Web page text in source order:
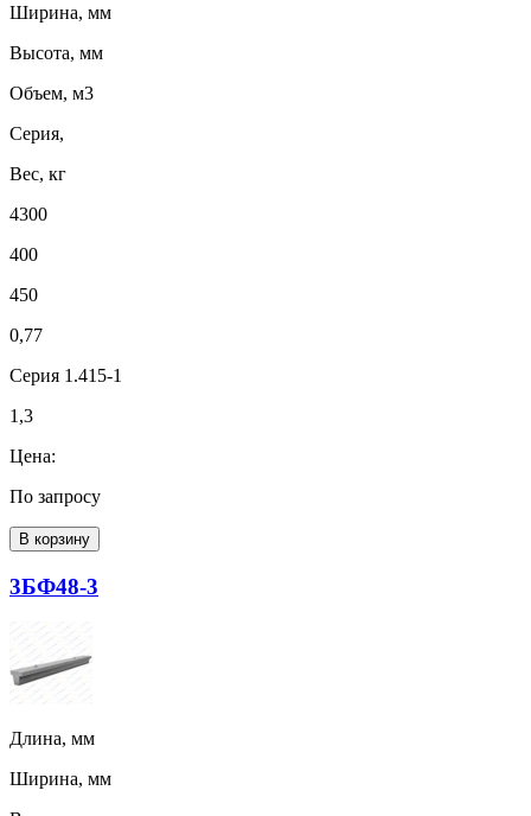
Ширина, мм
Высота, мм
Объем, м3
Серия,
Вес, кг
4300
400
450
0,77
Серия 1.415-1
1,3
Цена:
По запросу
В корзину
3БФ48-3
Длина, мм
Ширина, мм